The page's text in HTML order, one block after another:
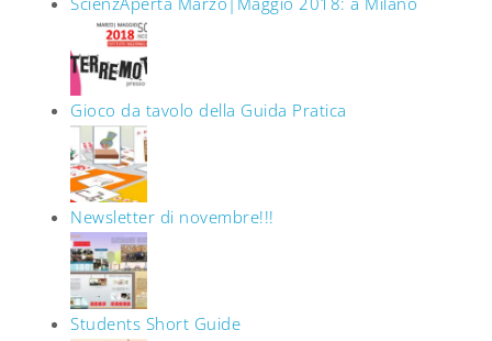
Gioco da tavolo della Guida Pratica
Newsletter di novembre!!!
Students Short Guide